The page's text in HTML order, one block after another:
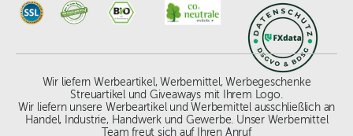
Wir liefern Werbeartikel, Werbemittel, Werbegeschenke
Streuartikel und Giveaways mit Ihrem Logo.
Wir liefern unsere Werbeartikel und Werbemittel ausschließlich an
Handel, Industrie, Handwerk und Gewerbe. Unser Werbemittel
Team freut sich auf Ihren Anruf